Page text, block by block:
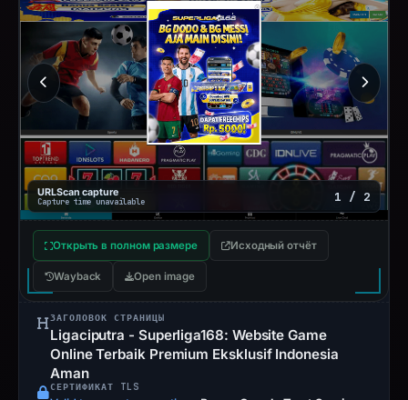
URLScan capture
Capture time unavailable 1 / 2
Открыть в полном размере Исходный отчёт
Wayback Open image
ЗАГОЛОВОК СТРАНИЦЫ
Ligaciputra - Superliga168: Website Game
Online Terbaik Premium Eksklusif Indonesia
Aman
СЕРТИФИКАТ TLS